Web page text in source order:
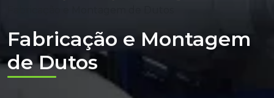
Fabricação e Montagem
de Dutos